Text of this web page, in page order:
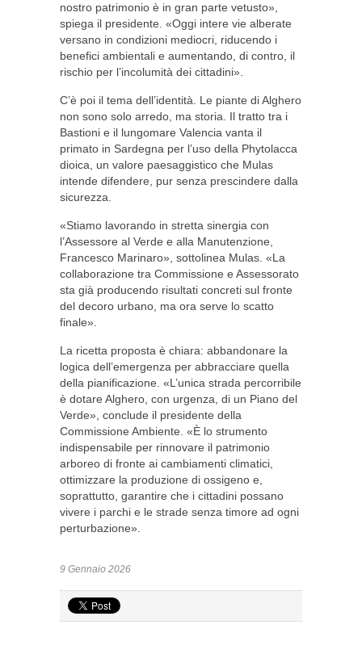
nostro patrimonio è in gran parte vetusto»,
spiega il presidente. «Oggi intere vie alberate
versano in condizioni mediocri, riducendo i
benefici ambientali e aumentando, di contro, il
rischio per l’incolumità dei cittadini».
C’è poi il tema dell’identità. Le piante di Alghero
non sono solo arredo, ma storia. Il tratto tra i
Bastioni e il lungomare Valencia vanta il
primato in Sardegna per l’uso della Phytolacca
dioica, un valore paesaggistico che Mulas
intende difendere, pur senza prescindere dalla
sicurezza.
«Stiamo lavorando in stretta sinergia con
l’Assessore al Verde e alla Manutenzione,
Francesco Marinaro», sottolinea Mulas. «La
collaborazione tra Commissione e Assessorato
sta già producendo risultati concreti sul fronte
del decoro urbano, ma ora serve lo scatto
finale».
La ricetta proposta è chiara: abbandonare la
logica dell’emergenza per abbracciare quella
della pianificazione. «L’unica strada percorribile
è dotare Alghero, con urgenza, di un Piano del
Verde», conclude il presidente della
Commissione Ambiente. «È lo strumento
indispensabile per rinnovare il patrimonio
arboreo di fronte ai cambiamenti climatici,
ottimizzare la produzione di ossigeno e,
soprattutto, garantire che i cittadini possano
vivere i parchi e le strade senza timore ad ogni
perturbazione».
9 Gennaio 2026